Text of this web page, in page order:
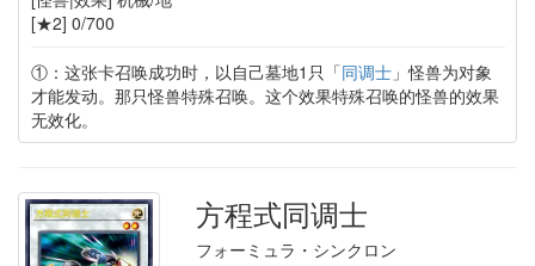
[★2] 0/700
①：这张卡召唤成功时，以自己墓地1只「同调士」怪兽为对象
才能发动。那只怪兽特殊召唤。这个效果特殊召唤的怪兽的效果
无效化。
方程式同调士
フォーミュラ・シンクロン